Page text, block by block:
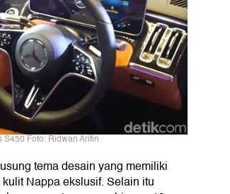
Foto: Ridwan Arifin
tema desain yang memiliki
Nappa ekslusif. Selain itu